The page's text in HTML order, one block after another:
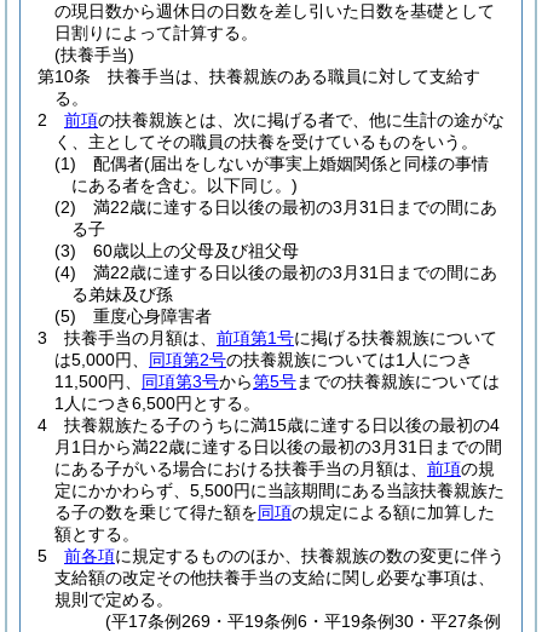
の現日数から週休日の日数を差し引いた日数を基礎として
日割りによって計算する。
(扶養手当)
第10条
扶養手当は、扶養親族のある職員に対して支給す
る。
2
前項の扶養親族とは、次に掲げる者で、他に生計の途がな
く、主としてその職員の扶養を受けているものをいう。
(1)
配偶者(届出をしないが事実上婚姻関係と同様の事情
にある者を含む。以下同じ。)
(2)
満22歳に達する日以後の最初の3月31日までの間にあ
る子
(3)
60歳以上の父母及び祖父母
(4)
満22歳に達する日以後の最初の3月31日までの間にあ
る弟妹及び孫
(5)
重度心身障害者
3
扶養手当の月額は、 前項第1号に掲げる扶養親族について
は5,000円、 同項第2号の扶養親族については1人につき
11,500円、 同項第3号から第5号までの扶養親族については
1人につき6,500円とする。
4
扶養親族たる子のうちに満15歳に達する日以後の最初の4
月1日から満22歳に達する日以後の最初の3月31日までの間
にある子がいる場合における扶養手当の月額は、 前項の規
定にかかわらず、5,500円に当該期間にある当該扶養親族た
る子の数を乗じて得た額を同項の規定による額に加算した
額とする。
5
前各項に規定するもののほか、扶養親族の数の変更に伴う
支給額の改定その他扶養手当の支給に関し必要な事項は、
規則で定める。
(平17条例269・平19条例6・平19条例30・平27条例